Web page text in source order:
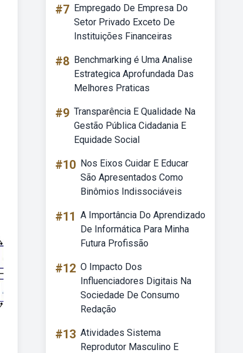
#7 Empregado De Empresa Do
Setor Privado Exceto De
Instituições Financeiras
#8 Benchmarking é Uma Analise
Estrategica Aprofundada Das
Melhores Praticas
#9 Transparência E Qualidade Na
Gestão Pública Cidadania E
Equidade Social
#10 Nos Eixos Cuidar E Educar
São Apresentados Como
Binômios Indissociáveis
#11 A Importância Do Aprendizado
De Informática Para Minha
Futura Profissão
#12 O Impacto Dos
Influenciadores Digitais Na
Sociedade De Consumo
Redação
#13 Atividades Sistema
Reprodutor Masculino E